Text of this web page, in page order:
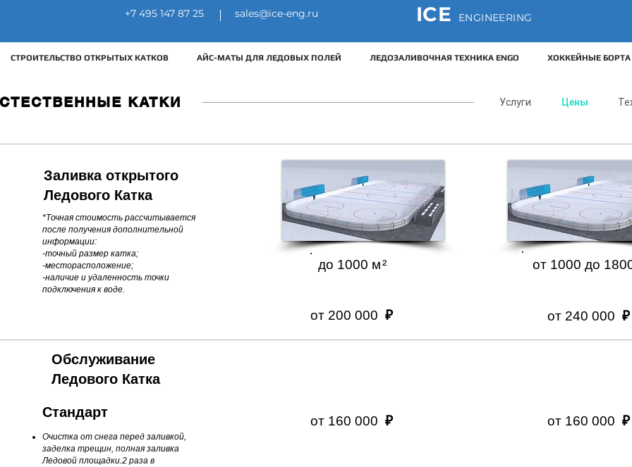
ICE ENGINEERING
+7 495 147 87 25 sales@ice-eng.ru
СТРОИТЕЛЬСТВО ОТКРЫТЫХ КАТКОВ АЙС-МАТЫ ДЛЯ ЛЕДОВЫХ ПОЛЕЙ ЛЕДОЗАЛИВОЧНАЯ ТЕХНИКА ENGO ХОККЕЙНЫЕ БОРТА
КАТКИ Услуги Цены
Заливка открытого
Ледового Катка
*Точная стоимость рассчитывается
после получения дополнительной
информации:
-точный размер катка;
-месторасположение;
-наличие и удаленность точки
подключения к воде.
Обслуживание
Ледового Катка
Стандарт
Очистка от снега перед заливкой,
заделка трещин, полная заливка
Ледовой площадки.2 раза в
до 1000 м²
от 200 000₽
от 160 000₽
от 1 800м²
от 1000 до
от 240 000₽
от 160 000₽